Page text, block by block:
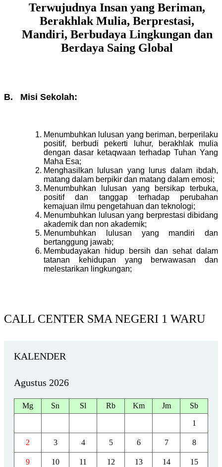
Terwujudnya Insan yang Beriman,
Berakhlak Mulia, Berprestasi,
Mandiri, Berbudaya Lingkungan dan
Berdaya Saing Global
B. Misi Sekolah:
Menumbuhkan lulusan yang beriman, berperilaku
positif, berbudi pekerti luhur, berakhlak mulia
dengan dasar ketaqwaan terhadap Tuhan Yang
Maha Esa;
Menghasilkan lulusan yang
lurus dalamibdah,
matang dalam berpikir dan matang dalam emosi;
Menumbuhkan lulusan yang bersikap terbuka,
positif dan tanggap terhadap perubahan
kemajuan ilmu pengetahuan dan teknologi;
Menumbuhkan lulusan yang berprestasi dibidang
akademik dan non akademik;
Menumbuhkan lulusan yang mandiri dan
bertanggung jawab;
Membudayakan hidup bersih dan sehat dalam
tatanan kehidupan yang berwawasan dan
melestarikan lingkungan;
CALL CENTER SMA NEGERI 1 WARU
KALENDER
Agustus 2026
Mg Sn Sl Rb Km Jm Sb
1
2 3 4 5 6 7 8
9 10 11 12 13 14 15